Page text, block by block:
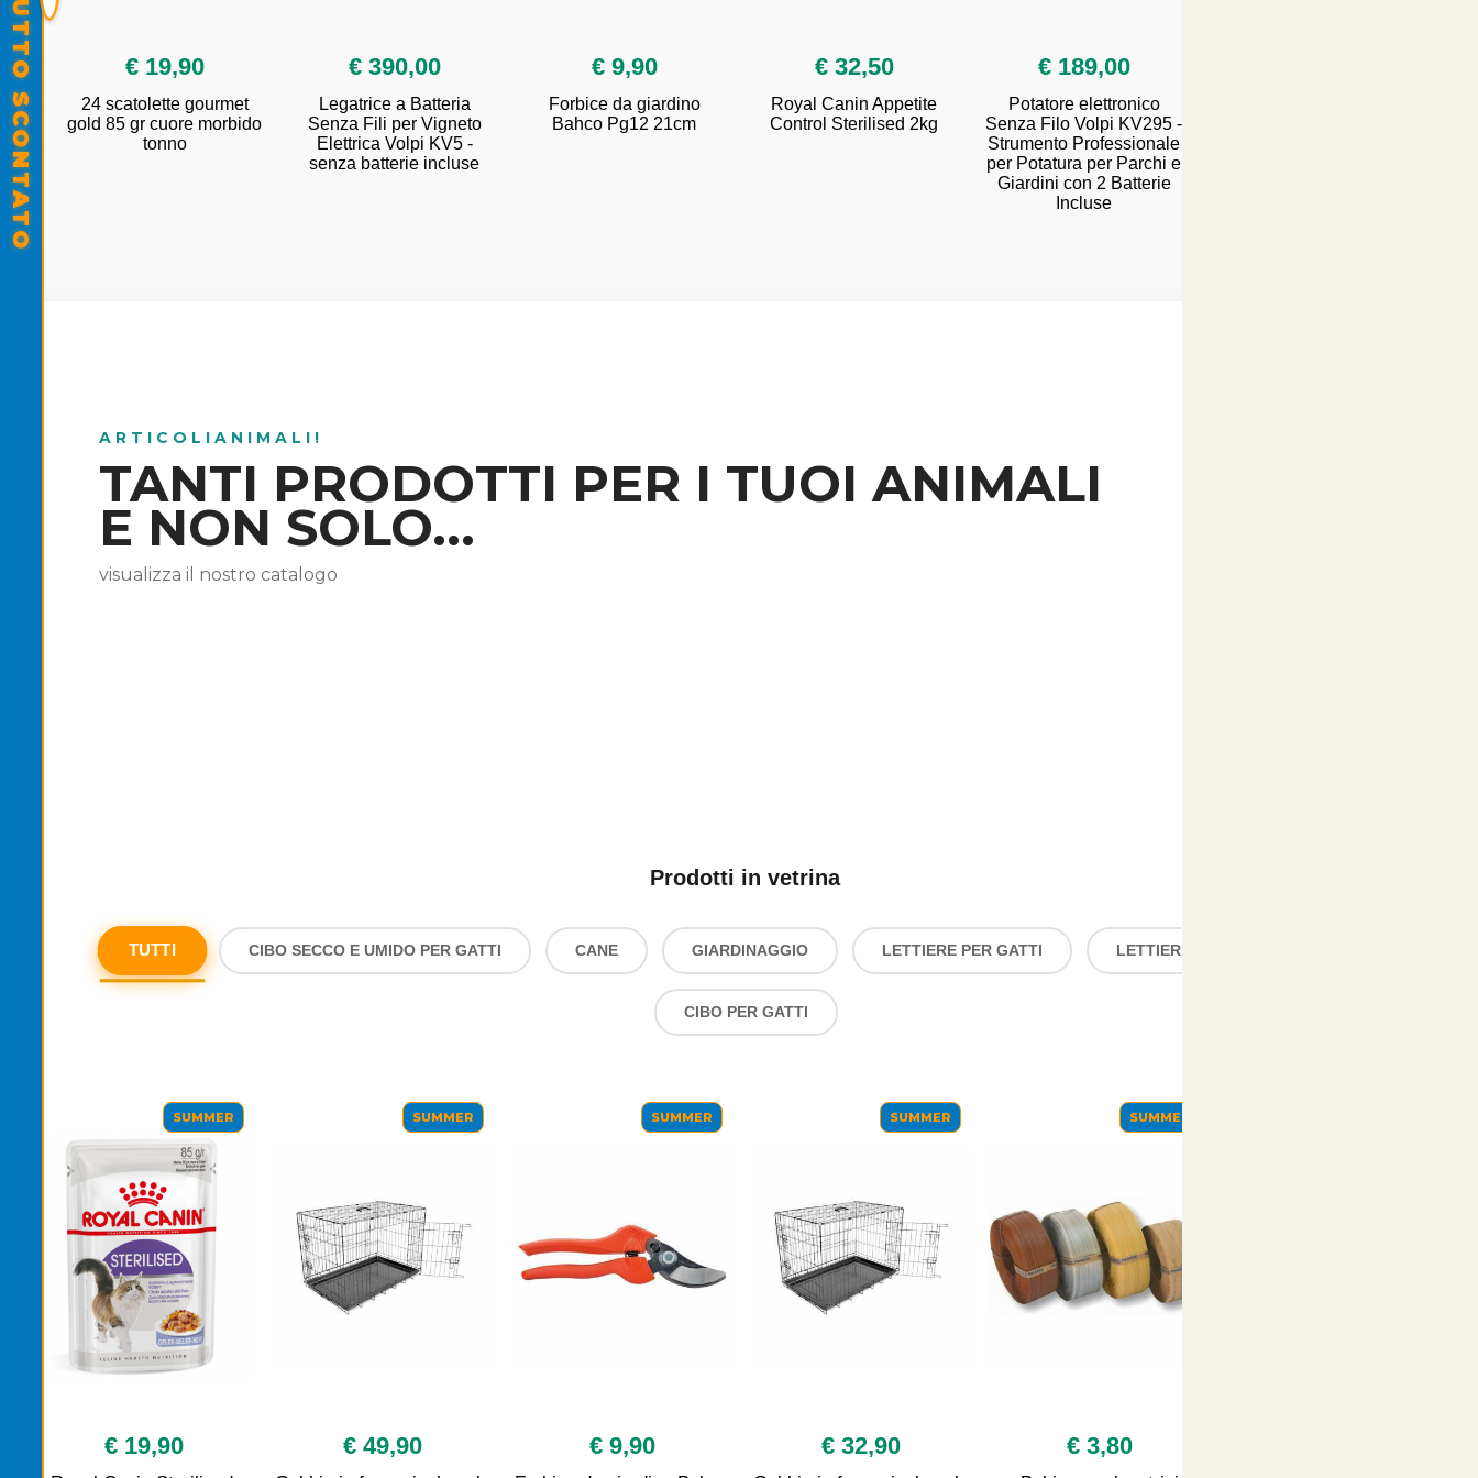
€ 19,90
24 scatolette gourmet
gold 85 gr cuore morbido
tonno
€ 390,00
Legatrice a Batteria
Senza Fili per Vigneto
Elettrica Volpi KV5 -
senza batterie incluse
€ 9,90
Forbice da giardino
Bahco Pg12 21cm
€ 32,50
Royal Canin Appetite
Control Sterilised 2kg
€ 189,00
Potatore elettronico
Senza Filo Volpi KV295 -
Strumento Professionale
per Potatura per Parchi e
Giardini con 2 Batterie
Incluse
ARTICOLIANIMALI!
TANTI PRODOTTI PER I TUOI ANIMALI
E NON SOLO...
visualizza il nostro catalogo
Prodotti in vetrina
TUTTI CIBO SECCO E UMIDO PER GATTI CANE GIARDINAGGIO LETTIERE PER GATTI LETTIERE E SABBIE PER GATTI
CIBO PER GATTI
SUMMER
€ 19,90
SUMMER
€ 49,90
SUMMER
€ 9,90
SUMMER
€ 32,90
SUMMER
€ 3,80